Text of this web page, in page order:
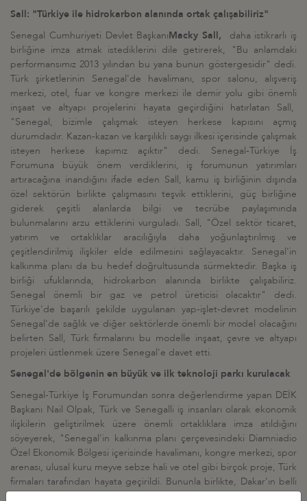
Sall: "Türkiye ile hidrokarbon alanında ortak çalışabiliriz"
Senegal Cumhuriyeti Devlet BaşkanıMacky Sall,
daha istikrarlı iş
birliğine imza atmak istediklerini dile getirerek, "Bu anlamdaki
performansımız 2013 yılından bu yana bunun göstergesidir" dedi.
Türk şirketlerinin Senegal'de havalimanı, spor salonu, alışveriş
merkezi, otel, fuar ve kongre merkezi ile demir yolu gibi önemli
inşaat ve altyapı projelerini hayata geçirdiğini hatırlatan Sall,
"Senegal, bizimle çalışmak isteyen herkese kapısını açmış
durumdadır. Kazan-kazan ve karşılıklı saygı ilkesi içerisinde çalışmak
isteyen herkese kapımız açıktır" dedi. Senegal-Türkiye İş
Forumuna büyük önem verdiklerini, iş forumunun yatırımları
artıracağına inandığını ifade eden Sall, kamu iş birliğinin dışında
özel sektörün birlikte çalışmasını teşvik ettiklerini, güç birliğine
giderek çeşitli alanlarda bilgi ve tecrübe paylaşımında
bulunmalarını arzu ettiklerini vurguladı. Sall, "Özel sektör ticaret,
yatırım ve ortaklıklar aracılığıyla daha yoğunlaştırılmış ve
çeşitlendirilmiş ilişkiler elde edilmesini sağlayacaktır. Senegal'in
kalkınma planı da bu hedef doğrultusunda sürmektedir. Başka iş
birliği ufuklarında, hidrokarbon alanında birlikte çalışabiliriz.
Senegal önemli bir gaz ve petrol üreticisi olacaktır" dedi.
Türkiye'de başarılı şekilde uygulanan yap-işlet-devret modelinin
Senegal'de sağlık ve diğer sektörlerde önemli bir model olacağını
belirten Sall, Türk firmalarını bu modelle inşaat, çevre ve altyapı
projeleri üstlenmek üzere Senegal'e davet etti.
Senegal'de bölgenin en büyük ve ilk teknoloji parkı kurulacak
Senegal-Türkiye İş Forumundan sonra değerlendirme yapan DEİK
Başkanı Nail Olpak, Türk ve Senegalli iş insanları olarak ekonomik
ilişkilerin geliştirilmek üzere önemli ortaklıklara imza atıldığını
söyeyerek, "Senegal'in kalkınma planı çerçevesindeki Diamniadio
Özel Ekonomik Bölgesi içerisinde havalimanı, kongre merkezi, spor
arenası, ulusal kuru meyve sebze hali ve otel gibi birçok proje, Türk
firmaları tarafından hayata geçirildi. Bununla birlikte, Dakar'ın belli
başlı un, yem, içecek firmalarından bir kaçının Türk müteşebbisler